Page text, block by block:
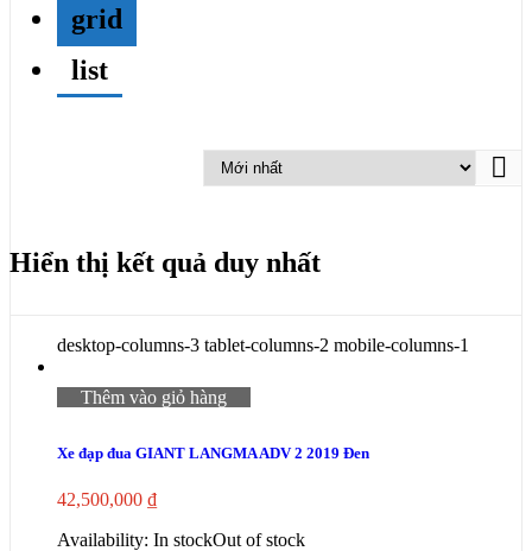
grid
list
Hiển thị kết quả duy nhất
desktop-columns-3 tablet-columns-2 mobile-columns-1
Thêm vào giỏ hàng
Xe đạp đua GIANT LANGMA ADV 2 2019 Đen
42,500,000 ₫
Availability: In stockOut of stock